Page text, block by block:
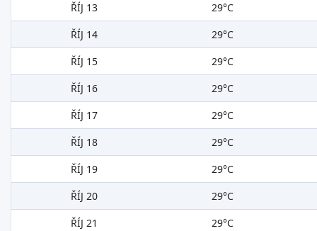
ŘÍJ 13
29°C
ŘÍJ 14
29°C
ŘÍJ 15
29°C
ŘÍJ 16
29°C
ŘÍJ 17
29°C
ŘÍJ 18
29°C
ŘÍJ 19
29°C
ŘÍJ 20
29°C
ŘÍJ 21
29°C